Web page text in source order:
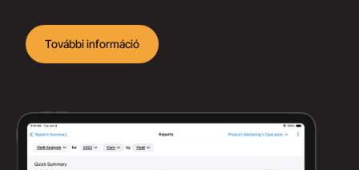
További információ